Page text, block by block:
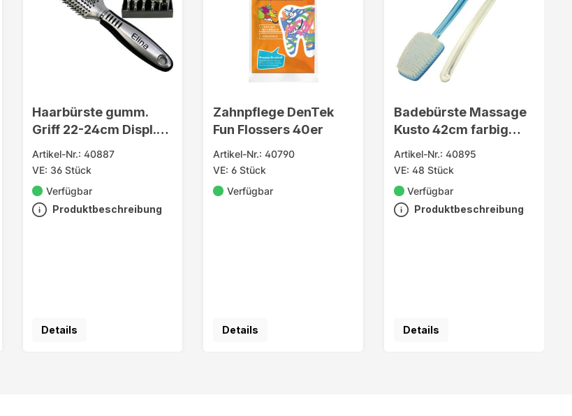
Haarbürste gumm.
Griff 22-24cm Displ.6-
f.sort.
Artikel-Nr.: 40887
VE: 36 Stück
Verfügbar
Produktbeschreibung
Details
Zahnpflege DenTek
Fun Flossers 40er
Artikel-Nr.: 40790
VE: 6 Stück
Verfügbar
Details
Badebürste Massage
Kusto 42cm farbig
sortiert
Artikel-Nr.: 40895
VE: 48 Stück
Verfügbar
Produktbeschreibung
Details